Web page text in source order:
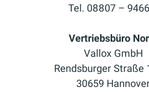
Tel. 08807 –
Vertriebsbüro
Vallox GmbH
Rendsburger Straße
30659